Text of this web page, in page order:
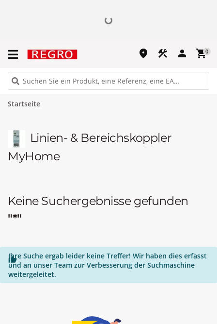
place construction person shopping_cart0
Startseite
Linien- & Bereichskoppler
MyHome
Keine Suchergebnisse gefunden
"*"

Ihre Suche ergab leider keine Treffer! Wir haben dies erfasst
und an unser Team zur Verbesserung der Suchmaschine
weitergeleitet.